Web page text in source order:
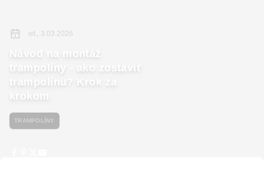
wt., 3.03.2026
Návod na montáž
trampolíny - ako zostaviť
trampolínu? Krok za
krokom
TRAMPOLÍNY